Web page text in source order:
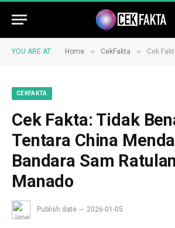
YOU ARE AT: Home » CekFakta » Cek Fakta: Tidak Benar
CEKFAKTA
Cek Fakta: Tidak
Tentara China
Bandara Sam
Manado
Publish date 2026-01-05